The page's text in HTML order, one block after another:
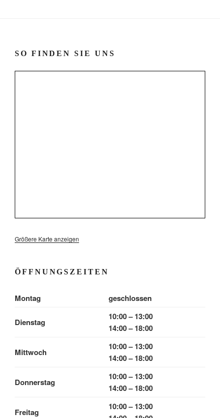
SO FINDEN SIE UNS
Größere Karte anzeigen
ÖFFNUNGSZEITEN
Montag geschlossen
Dienstag
10:00 – 13:00
14:00 – 18:00
Mittwoch
10:00 – 13:00
14:00 – 18:00
Donnerstag
10:00 – 13:00
14:00 – 18:00
Freitag
10:00 – 13:00